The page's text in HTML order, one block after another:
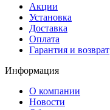
Акции
Установка
Доставка
Оплата
Гарантия и возврат
Информация
О компании
Новости